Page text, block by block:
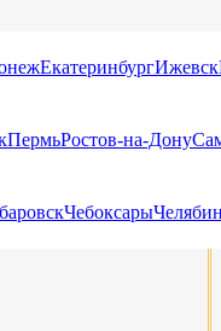
ЕкатеринбургИжевск
ПермьРостов-на-Дону
Чебоксары
для